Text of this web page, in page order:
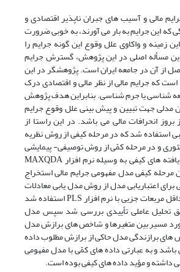
مالی و آسیب های جبران ناپذیر اقتصادی و
که این جرایم به بار می آورند، به خوبی ضرورت
زمینه و واکاوی علل وقوع این گونه جرایم را
مسأله اصلی در این پژوهش، گسترش جرایم
از آن در جامعه ایران است. پژوهشگر در این
که جرایم مالی از نظر مالی و اقتصادی درک
شناسی یا جرم شناسی. بنابراین هدف پژوهش
مدلی جهت تبیین و پیش بینی علل وقوع جرایم
بروز انحرافات مالی می باشد. در این راستا از
استفاده شد که در مرحله کیفی از روش نظریه
تئوری و در مرحله کمّی از روش توصیفی- پیمایشی
استفاده شده است. یافته های کیفی به وسیله نرم افزار MAXQDA
مرحله کیفی مدل مفهومی جرایم مالی استخراج
اعتباریابی مدل از روش مدل یابی معادلات
ساختاری به روش حداقل مربعات جزیی با نرم افزار PLS استفاده شد
تحلیل عاملی تأییدی بررسی شد سپس مدل
مسیر بین متغیرها و شاخص های برازش مدل
برازندگی مدل حاکی از برازش مطلوب داده
و به عبارتی داده های کمّی با مدل مفهومی
و مؤید داده های کیفی بوده است.